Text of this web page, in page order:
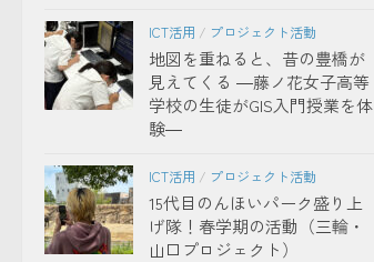
ICT活用 / プロジェクト活動
地図を重ねると、昔の豊橋が
見えてくる ―藤ノ花女子高等
学校の生徒がGIS入門授業を体
験―
ICT活用 / プロジェクト活動
15代目のんほいパーク盛り上
げ隊！春学期の活動（三輪・
山口プロジェクト）